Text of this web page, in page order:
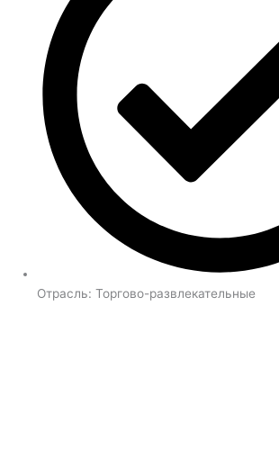
Отрасль:Торгово-развлекательные